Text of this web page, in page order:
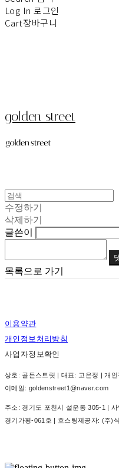
Log In 로그인
Cart장바구니
golden street
수정하기
삭제하기
글쓴이
목록으로 가기
이용약관
개인정보처리방침
사업자정보확인
상호: 골든스트릿 | 대표: 고은정 | 개
이메일: goldenstreet1@naver.com
주소: 경기도 포천시 설운동 305-1 | 사
경기가평-061호 | 호스팅제공자: (주)